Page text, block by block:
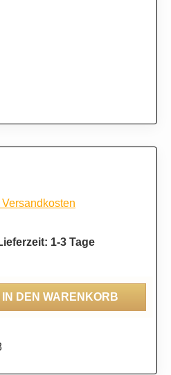
1-3 Tage
den gewünschten
IN DEN WARENKORB